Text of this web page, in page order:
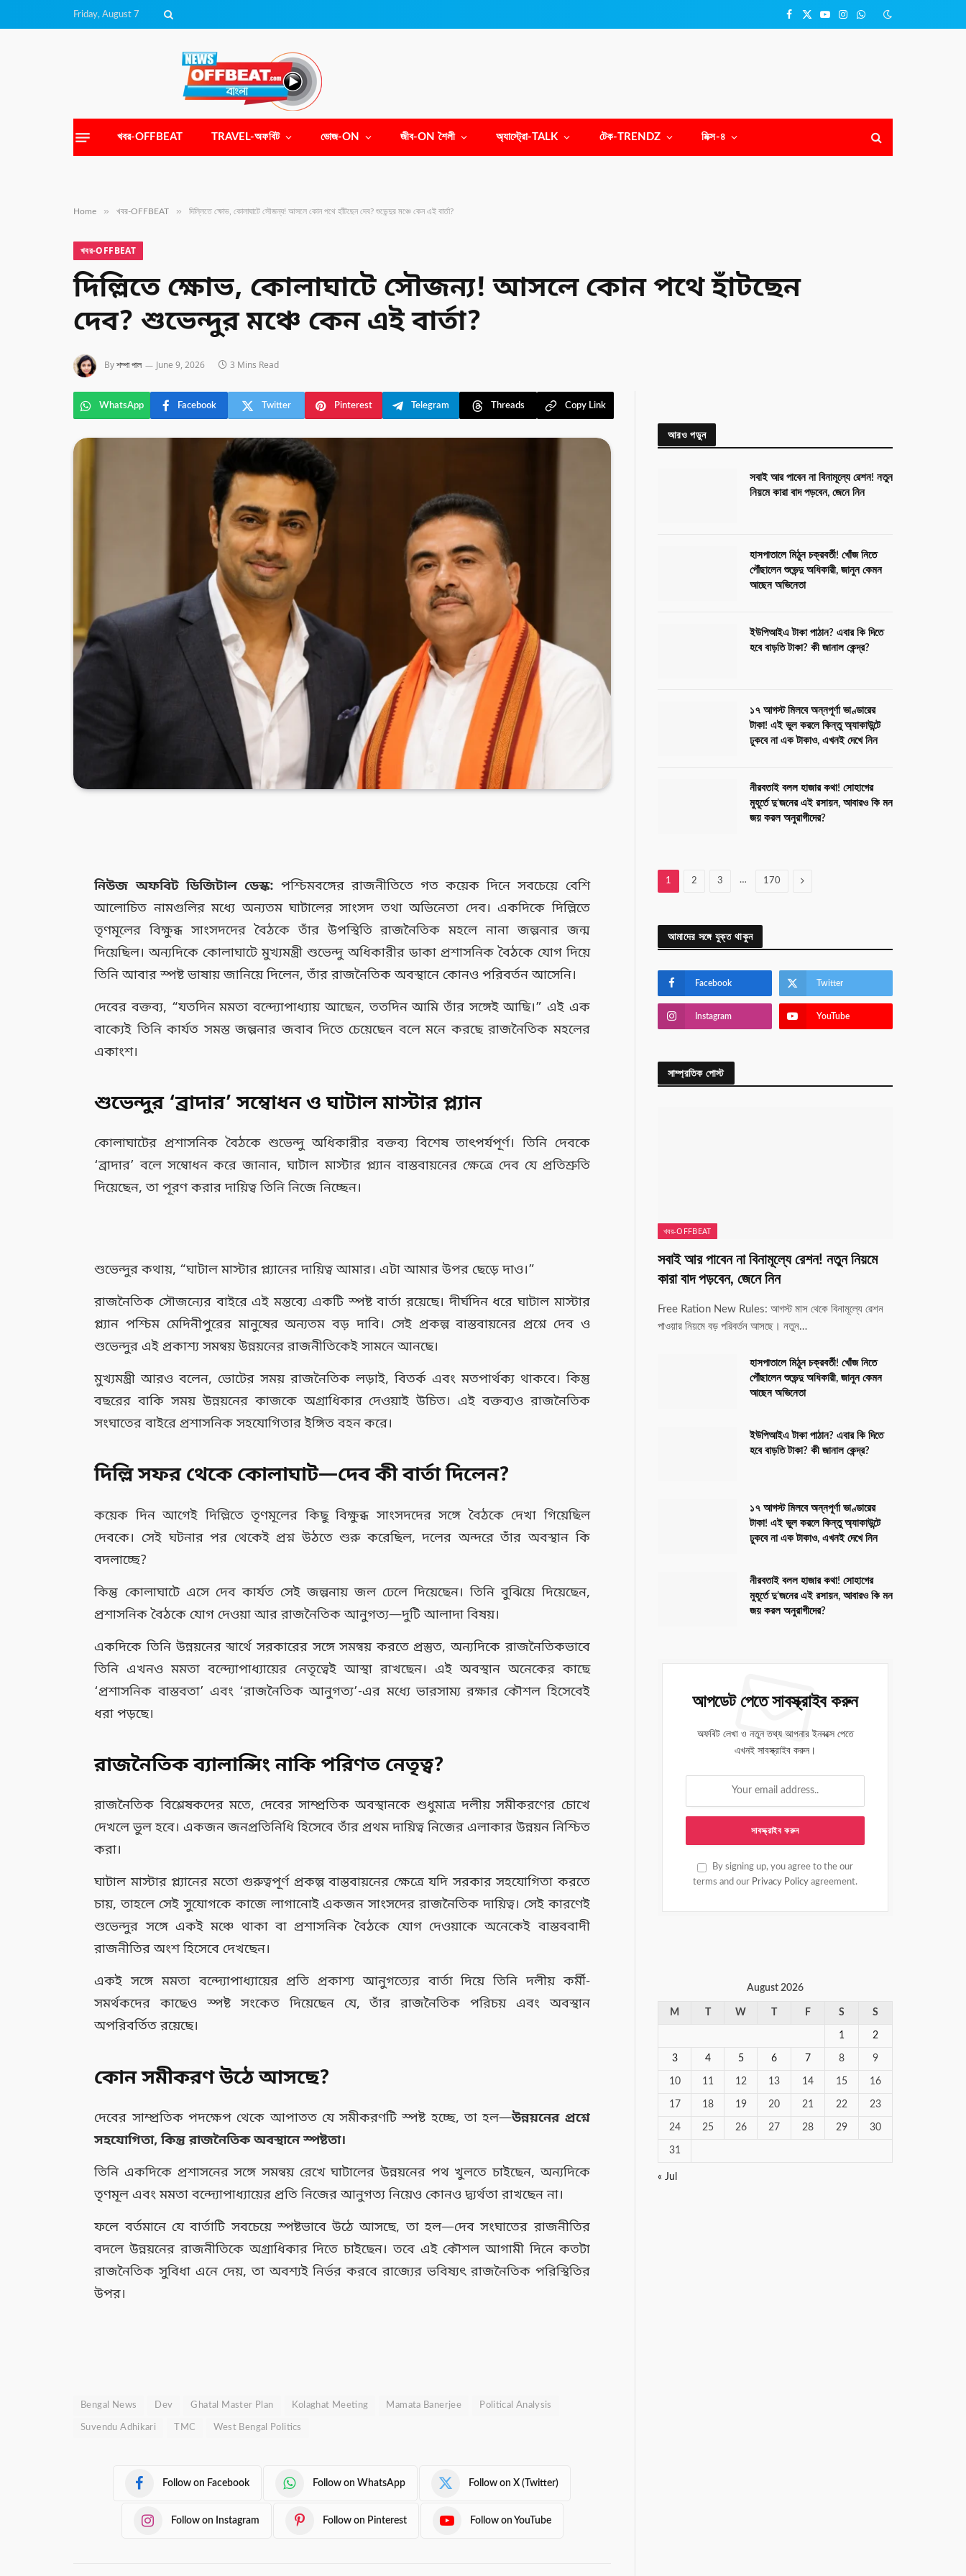
Friday, August 7
Facebook
X
YouTubeInstagram
WhatsApp
খবর-OFFBEAT TRAVEL-অফবিট ভোজ-ON জীব-ON শৈলী অ্যাস্ট্রো-TALK টেক-TRENDZ মিক্স-৪
Home » খবর-OFFBEAT » দিল্লিতে ক্ষোভ, কোলাঘাটে সৌজন্য! আসলে কোন পথে হাঁটছেন দেব? শুভেন্দুর মঞ্চে কেন এই বার্তা?
খবর-OFFBEAT
দিল্লিতে ক্ষোভ, কোলাঘাটে সৌজন্য! আসলে কোন পথে হাঁটছেন
দেব? শুভেন্দুর মঞ্চে কেন এই বার্তা?
Byশম্পা পাল June 9, 2026 3 Mins Read
WhatsApp Facebook Twitter Pinterest Telegram Threads Copy Link
নিউজ অফবিট ডিজিটাল ডেস্ক: পশ্চিমবঙ্গের রাজনীতিতে গত কয়েক দিনে সবচেয়ে বেশি
আলোচিত নামগুলির মধ্যে অন্যতম ঘাটালের সাংসদ তথা অভিনেতা দেব। একদিকে দিল্লিতে
তৃণমূলের বিক্ষুব্ধ সাংসদদের বৈঠকে তাঁর উপস্থিতি রাজনৈতিক মহলে নানা জল্পনার জন্ম
দিয়েছিল। অন্যদিকে কোলাঘাটে মুখ্যমন্ত্রী শুভেন্দু অধিকারীর ডাকা প্রশাসনিক বৈঠকে যোগ দিয়ে
তিনি আবার স্পষ্ট ভাষায় জানিয়ে দিলেন, তাঁর রাজনৈতিক অবস্থানে কোনও পরিবর্তন আসেনি।
দেবের বক্তব্য, “যতদিন মমতা বন্দ্যোপাধ্যায় আছেন, ততদিন আমি তাঁর সঙ্গেই আছি।” এই এক
বাক্যেই তিনি কার্যত সমস্ত জল্পনার জবাব দিতে চেয়েছেন বলে মনে করছে রাজনৈতিক মহলের
একাংশ।
শুভেন্দুর ‘ব্রাদার’ সম্বোধন ও ঘাটাল মাস্টার প্ল্যান
কোলাঘাটের প্রশাসনিক বৈঠকে শুভেন্দু অধিকারীর বক্তব্য বিশেষ তাৎপর্যপূর্ণ। তিনি দেবকে
‘ব্রাদার’ বলে সম্বোধন করে জানান, ঘাটাল মাস্টার প্ল্যান বাস্তবায়নের ক্ষেত্রে দেব যে প্রতিশ্রুতি
দিয়েছেন, তা পূরণ করার দায়িত্ব তিনি নিজে নিচ্ছেন।
শুভেন্দুর কথায়, “ঘাটাল মাস্টার প্ল্যানের দায়িত্ব আমার। এটা আমার উপর ছেড়ে দাও।”
রাজনৈতিক সৌজন্যের বাইরে এই মন্তব্যে একটি স্পষ্ট বার্তা রয়েছে। দীর্ঘদিন ধরে ঘাটাল মাস্টার
প্ল্যান পশ্চিম মেদিনীপুরের মানুষের অন্যতম বড় দাবি। সেই প্রকল্প বাস্তবায়নের প্রশ্নে দেব ও
শুভেন্দুর এই প্রকাশ্য সমন্বয় উন্নয়নের রাজনীতিকেই সামনে আনছে।
মুখ্যমন্ত্রী আরও বলেন, ভোটের সময় রাজনৈতিক লড়াই, বিতর্ক এবং মতপার্থক্য থাকবে। কিন্তু
বছরের বাকি সময় উন্নয়নের কাজকে অগ্রাধিকার দেওয়াই উচিত। এই বক্তব্যও রাজনৈতিক
সংঘাতের বাইরে প্রশাসনিক সহযোগিতার ইঙ্গিত বহন করে।
দিল্লি সফর থেকে কোলাঘাট—দেব কী বার্তা দিলেন?
কয়েক দিন আগেই দিল্লিতে তৃণমূলের কিছু বিক্ষুব্ধ সাংসদদের সঙ্গে বৈঠকে দেখা গিয়েছিল
দেবকে। সেই ঘটনার পর থেকেই প্রশ্ন উঠতে শুরু করেছিল, দলের অন্দরে তাঁর অবস্থান কি
বদলাচ্ছে?
কিন্তু কোলাঘাটে এসে দেব কার্যত সেই জল্পনায় জল ঢেলে দিয়েছেন। তিনি বুঝিয়ে দিয়েছেন,
প্রশাসনিক বৈঠকে যোগ দেওয়া আর রাজনৈতিক আনুগত্য—দুটি আলাদা বিষয়।
একদিকে তিনি উন্নয়নের স্বার্থে সরকারের সঙ্গে সমন্বয় করতে প্রস্তুত, অন্যদিকে রাজনৈতিকভাবে
তিনি এখনও মমতা বন্দ্যোপাধ্যায়ের নেতৃত্বেই আস্থা রাখছেন। এই অবস্থান অনেকের কাছে
‘প্রশাসনিক বাস্তবতা’ এবং ‘রাজনৈতিক আনুগত্য’-এর মধ্যে ভারসাম্য রক্ষার কৌশল হিসেবেই
ধরা পড়ছে।
রাজনৈতিক ব্যালান্সিং নাকি পরিণত নেতৃত্ব?
রাজনৈতিক বিশ্লেষকদের মতে, দেবের সাম্প্রতিক অবস্থানকে শুধুমাত্র দলীয় সমীকরণের চোখে
দেখলে ভুল হবে। একজন জনপ্রতিনিধি হিসেবে তাঁর প্রথম দায়িত্ব নিজের এলাকার উন্নয়ন নিশ্চিত
করা।
ঘাটাল মাস্টার প্ল্যানের মতো গুরুত্বপূর্ণ প্রকল্প বাস্তবায়নের ক্ষেত্রে যদি সরকার সহযোগিতা করতে
চায়, তাহলে সেই সুযোগকে কাজে লাগানোই একজন সাংসদের রাজনৈতিক দায়িত্ব। সেই কারণেই
শুভেন্দুর সঙ্গে একই মঞ্চে থাকা বা প্রশাসনিক বৈঠকে যোগ দেওয়াকে অনেকেই বাস্তববাদী
রাজনীতির অংশ হিসেবে দেখছেন।
একই সঙ্গে মমতা বন্দ্যোপাধ্যায়ের প্রতি প্রকাশ্য আনুগত্যের বার্তা দিয়ে তিনি দলীয় কর্মী-
সমর্থকদের কাছেও স্পষ্ট সংকেত দিয়েছেন যে, তাঁর রাজনৈতিক পরিচয় এবং অবস্থান
অপরিবর্তিত রয়েছে।
কোন সমীকরণ উঠে আসছে?
দেবের সাম্প্রতিক পদক্ষেপ থেকে আপাতত যে সমীকরণটি স্পষ্ট হচ্ছে, তা হল—উন্নয়নের প্রশ্নে
সহযোগিতা, কিন্তু রাজনৈতিক অবস্থানে স্পষ্টতা।
তিনি একদিকে প্রশাসনের সঙ্গে সমন্বয় রেখে ঘাটালের উন্নয়নের পথ খুলতে চাইছেন, অন্যদিকে
তৃণমূল এবং মমতা বন্দ্যোপাধ্যায়ের প্রতি নিজের আনুগত্য নিয়েও কোনও দ্ব্যর্থতা রাখছেন না।
ফলে বর্তমানে যে বার্তাটি সবচেয়ে স্পষ্টভাবে উঠে আসছে, তা হল—দেব সংঘাতের রাজনীতির
বদলে উন্নয়নের রাজনীতিকে অগ্রাধিকার দিতে চাইছেন। তবে এই কৌশল আগামী দিনে কতটা
রাজনৈতিক সুবিধা এনে দেয়, তা অবশ্যই নির্ভর করবে রাজ্যের ভবিষ্যৎ রাজনৈতিক পরিস্থিতির
উপর।
Bengal News Dev Ghatal Master Plan Kolaghat Meeting Mamata Banerjee Political Analysis
Suvendu Adhikari TMC West Bengal Politics
Follow on Facebook Follow on WhatsApp Follow on X (Twitter)
Follow on Instagram Follow on Pinterest Follow on YouTube
আরও পড়ুন
সবাই আর পাবেন না বিনামূল্যে রেশন! নতুন
নিয়মে কারা বাদ পড়বেন, জেনে নিন
হাসপাতালে মিঠুন চক্রবর্তী! খোঁজ নিতে
পৌঁছালেন শুভেন্দু অধিকারী, জানুন কেমন
আছেন অভিনেতা
ইউপিআইএ টাকা পাঠান? এবার কি দিতে
হবে বাড়তি টাকা? কী জানাল কেন্দ্র?
১৭ আগস্ট মিলবে অন্নপূর্ণা ভাণ্ডারের
টাকা! এই ভুল করলে কিন্তু অ্যাকাউন্টে
ঢুকবে না এক টাকাও, এখনই দেখে নিন
নীরবতাই বলল হাজার কথা! সোহাগের
মুহূর্তে দু’জনের এই রসায়ন, আবারও কি মন
জয় করল অনুরাগীদের?
1 2 3 … 170 Next
আমাদের সঙ্গে যুক্ত থাকুন
Facebook Twitter
Instagram YouTube
সাম্প্রতিক পোস্ট
খবর-OFFBEAT
সবাই আর পাবেন না বিনামূল্যে রেশন! নতুন নিয়মে
কারা বাদ পড়বেন, জেনে নিন
Free Ration New Rules: আগস্ট মাস থেকে বিনামূল্যে রেশন
পাওয়ার নিয়মে বড় পরিবর্তন আসছে। নতুন…
হাসপাতালে মিঠুন চক্রবর্তী! খোঁজ নিতে
পৌঁছালেন শুভেন্দু অধিকারী, জানুন কেমন
আছেন অভিনেতা
ইউপিআইএ টাকা পাঠান? এবার কি দিতে
হবে বাড়তি টাকা? কী জানাল কেন্দ্র?
১৭ আগস্ট মিলবে অন্নপূর্ণা ভাণ্ডারের
টাকা! এই ভুল করলে কিন্তু অ্যাকাউন্টে
ঢুকবে না এক টাকাও, এখনই দেখে নিন
নীরবতাই বলল হাজার কথা! সোহাগের
মুহূর্তে দু’জনের এই রসায়ন, আবারও কি মন
জয় করল অনুরাগীদের?
আপডেট পেতে সাবস্ক্রাইব করুন
অফবিট লেখা ও নতুন তথ্য আপনার ইনবক্সে পেতে
এখনই সাবস্ক্রাইব করুন।
By signing up, you agree to the our
terms and our Privacy Policy agreement.
August 2026
M W F S S
1 2
3 4 5 6 7 8 9
10 11 12 13 14 15 16
17 18 19 20 21 22 23
24 25 26 27 28 29 30
31
« Jul